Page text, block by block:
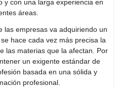
y con una larga experiencia en
áreas.
las empresas va adquiriendo un
hace cada vez más precisa la
las materias que la afectan. Por
un exigente estándar de
basada en una sólida y
profesional.